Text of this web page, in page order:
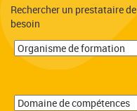
Rechercher un prestataire
besoin